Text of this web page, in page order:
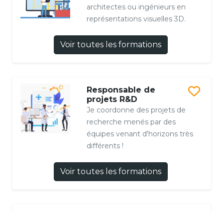
architectes ou ingénieurs en
représentations visuelles 3D.
Voir toutes les formations
Responsable de
projets R&D
Je coordonne des projets de
recherche menés par des
équipes venant d'horizons très
différents !
Voir toutes les formations